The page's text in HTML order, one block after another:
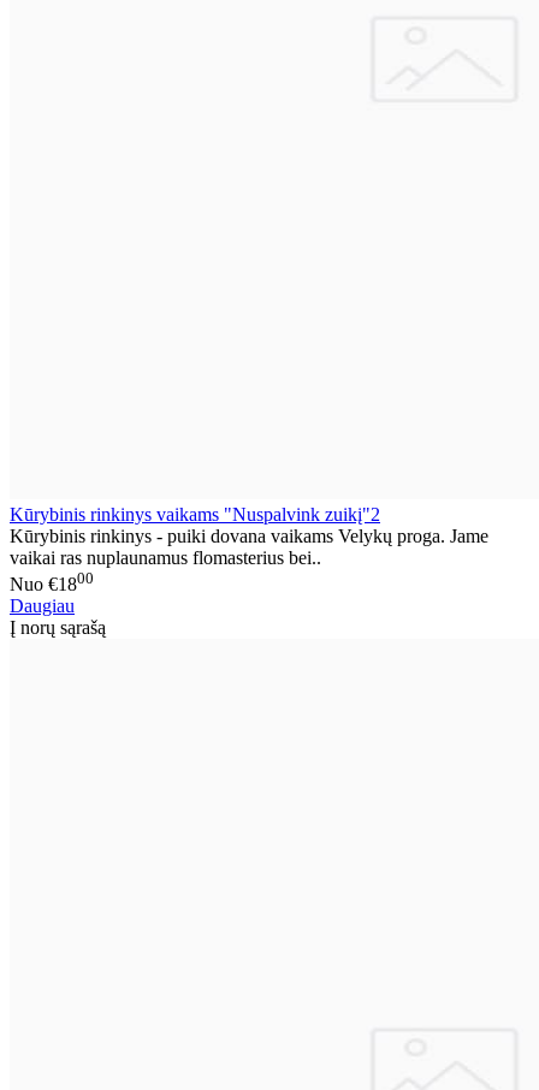
Kūrybinis rinkinys vaikams "Nuspalvink zuikį"2
Kūrybinis rinkinys - puiki dovana vaikams Velykų proga. Jame
vaikai ras nuplaunamus flomasterius bei..
Nuo €1800
Daugiau
Į norų sąrašą